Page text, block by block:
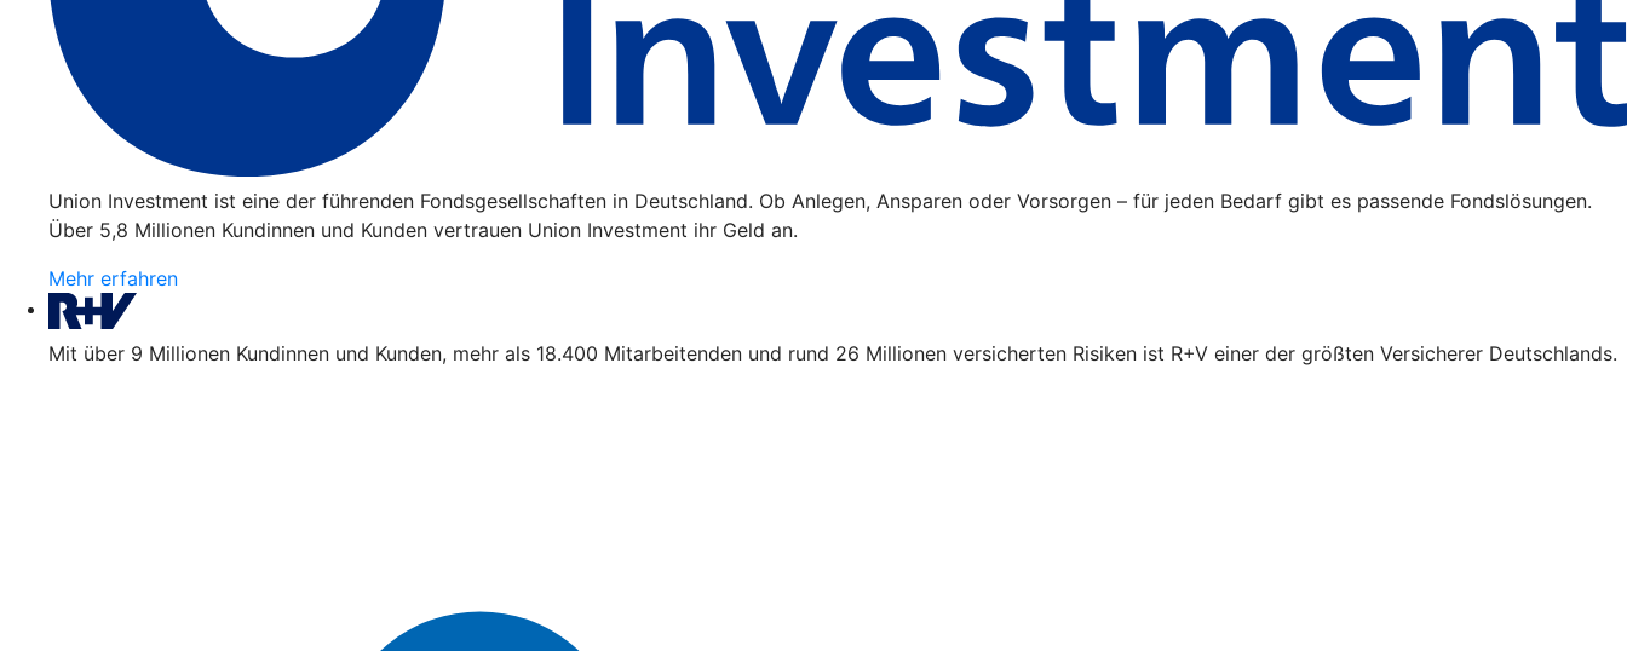
Union Investment ist eine der führenden Fondsgesellschaften in Deutschland. Ob Anlegen, Ansparen oder Vorsorgen – für jeden Bedarf gibt es passende Fondslösungen.
Über 5,8 Millionen Kundinnen und Kunden vertrauen Union Investment ihr Geld an.
Mehr erfahren
Mit über 9 Millionen Kundinnen und Kunden, mehr als 18.400 Mitarbeitenden und rund 26 Millionen versicherten Risiken ist R+V einer der größten Versicherer Deutschlands.